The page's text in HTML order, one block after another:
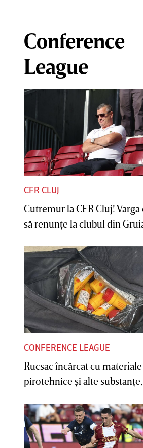
Conference
League
CFR CLUJ
Cutremur la CFR Cluj! Varga
să renunţe la clubul din
CONFERENCE LEAGUE
Rucsac încărcat cu materiale
pirotehnice şi alte substanţe,